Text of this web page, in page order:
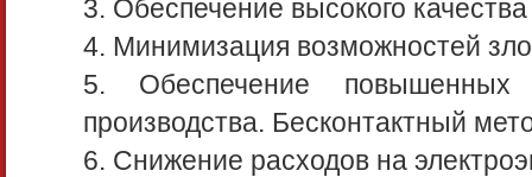
3. Обеспечение высокого
4. Минимизация возможностей
5. Обеспечение повышенных
производства. Бесконтактный
6. Снижение расходов на